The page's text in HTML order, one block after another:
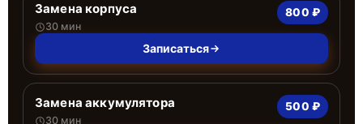
Замена корпуса
30 мин
800 ₽
Записаться
Замена аккумулятора
30 мин
500 ₽